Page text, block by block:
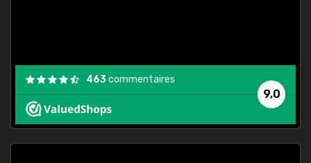
9,0
463commentaires